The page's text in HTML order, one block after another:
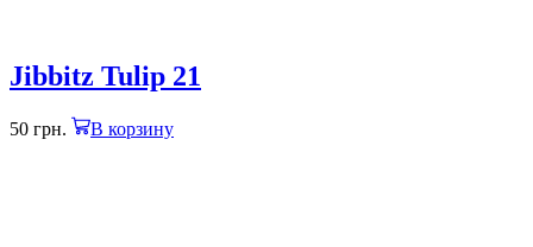
Jibbitz Tulip 21
50 грн. В корзину